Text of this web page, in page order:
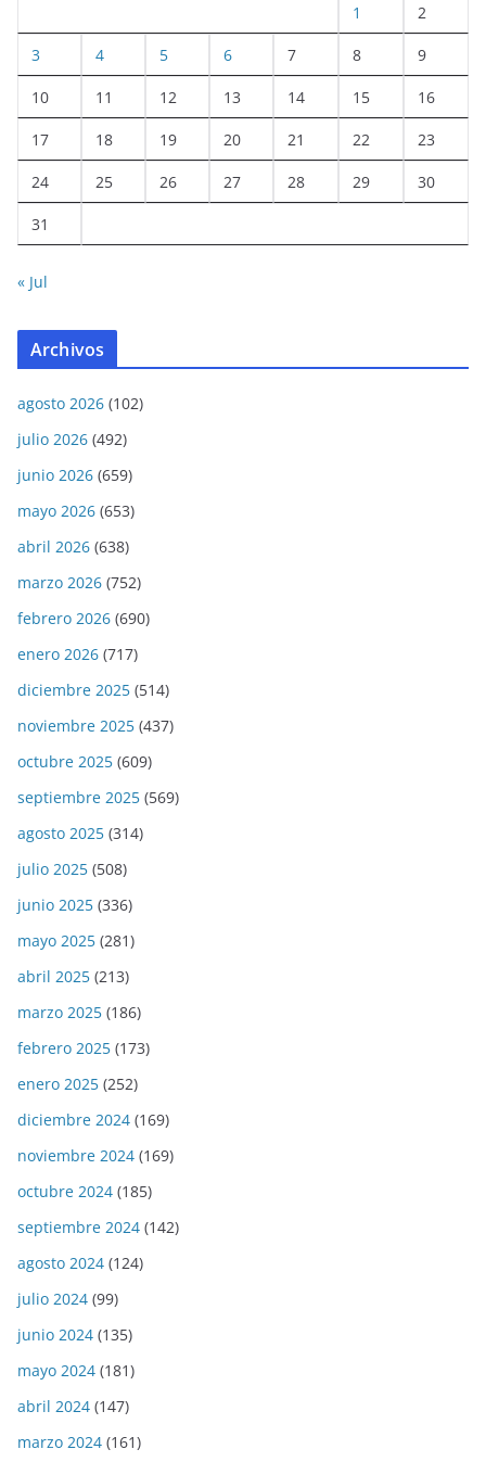
1 2
3 4 5 6 7 8 9
10 11 12 13 14 15 16
17 18 19 20 21 22 23
24 25 26 27 28 29 30
31
« Jul
Archivos
agosto 2026 (102)
julio 2026 (492)
junio 2026 (659)
mayo 2026 (653)
abril 2026 (638)
marzo 2026 (752)
febrero 2026 (690)
enero 2026 (717)
diciembre 2025 (514)
noviembre 2025 (437)
octubre 2025 (609)
septiembre 2025 (569)
agosto 2025 (314)
julio 2025 (508)
junio 2025 (336)
mayo 2025 (281)
abril 2025 (213)
marzo 2025 (186)
febrero 2025 (173)
enero 2025 (252)
diciembre 2024 (169)
noviembre 2024 (169)
octubre 2024 (185)
septiembre 2024 (142)
agosto 2024 (124)
julio 2024 (99)
junio 2024 (135)
mayo 2024 (181)
abril 2024 (147)
marzo 2024 (161)